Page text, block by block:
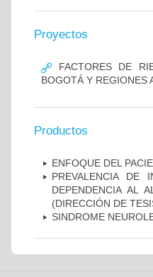
Proyectos
FACTORES DE
BOGOTÁ Y REGIONES
Productos
ENFOQUE DEL
PREVALENCIA DE
DEPENDENCIA AL
(DIRECCIÓN DE
SINDROME